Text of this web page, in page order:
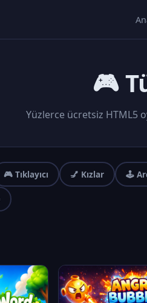
🎮
Yüzlerce ücretsiz
🎮 Tıklayıcı 💅 Kızlar 🕹️